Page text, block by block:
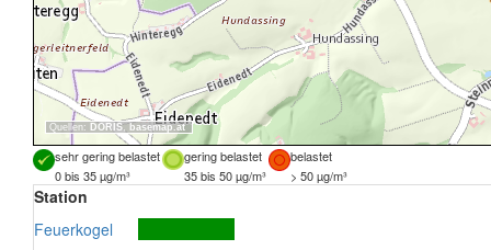
Quellen: DORIS, basemap.at
sehr gering belastet gering belastet
belastet
0 bis 35 µg/m³
35 bis 50 µg/m³ > 50 µg/m³
Station
Feuerkogel